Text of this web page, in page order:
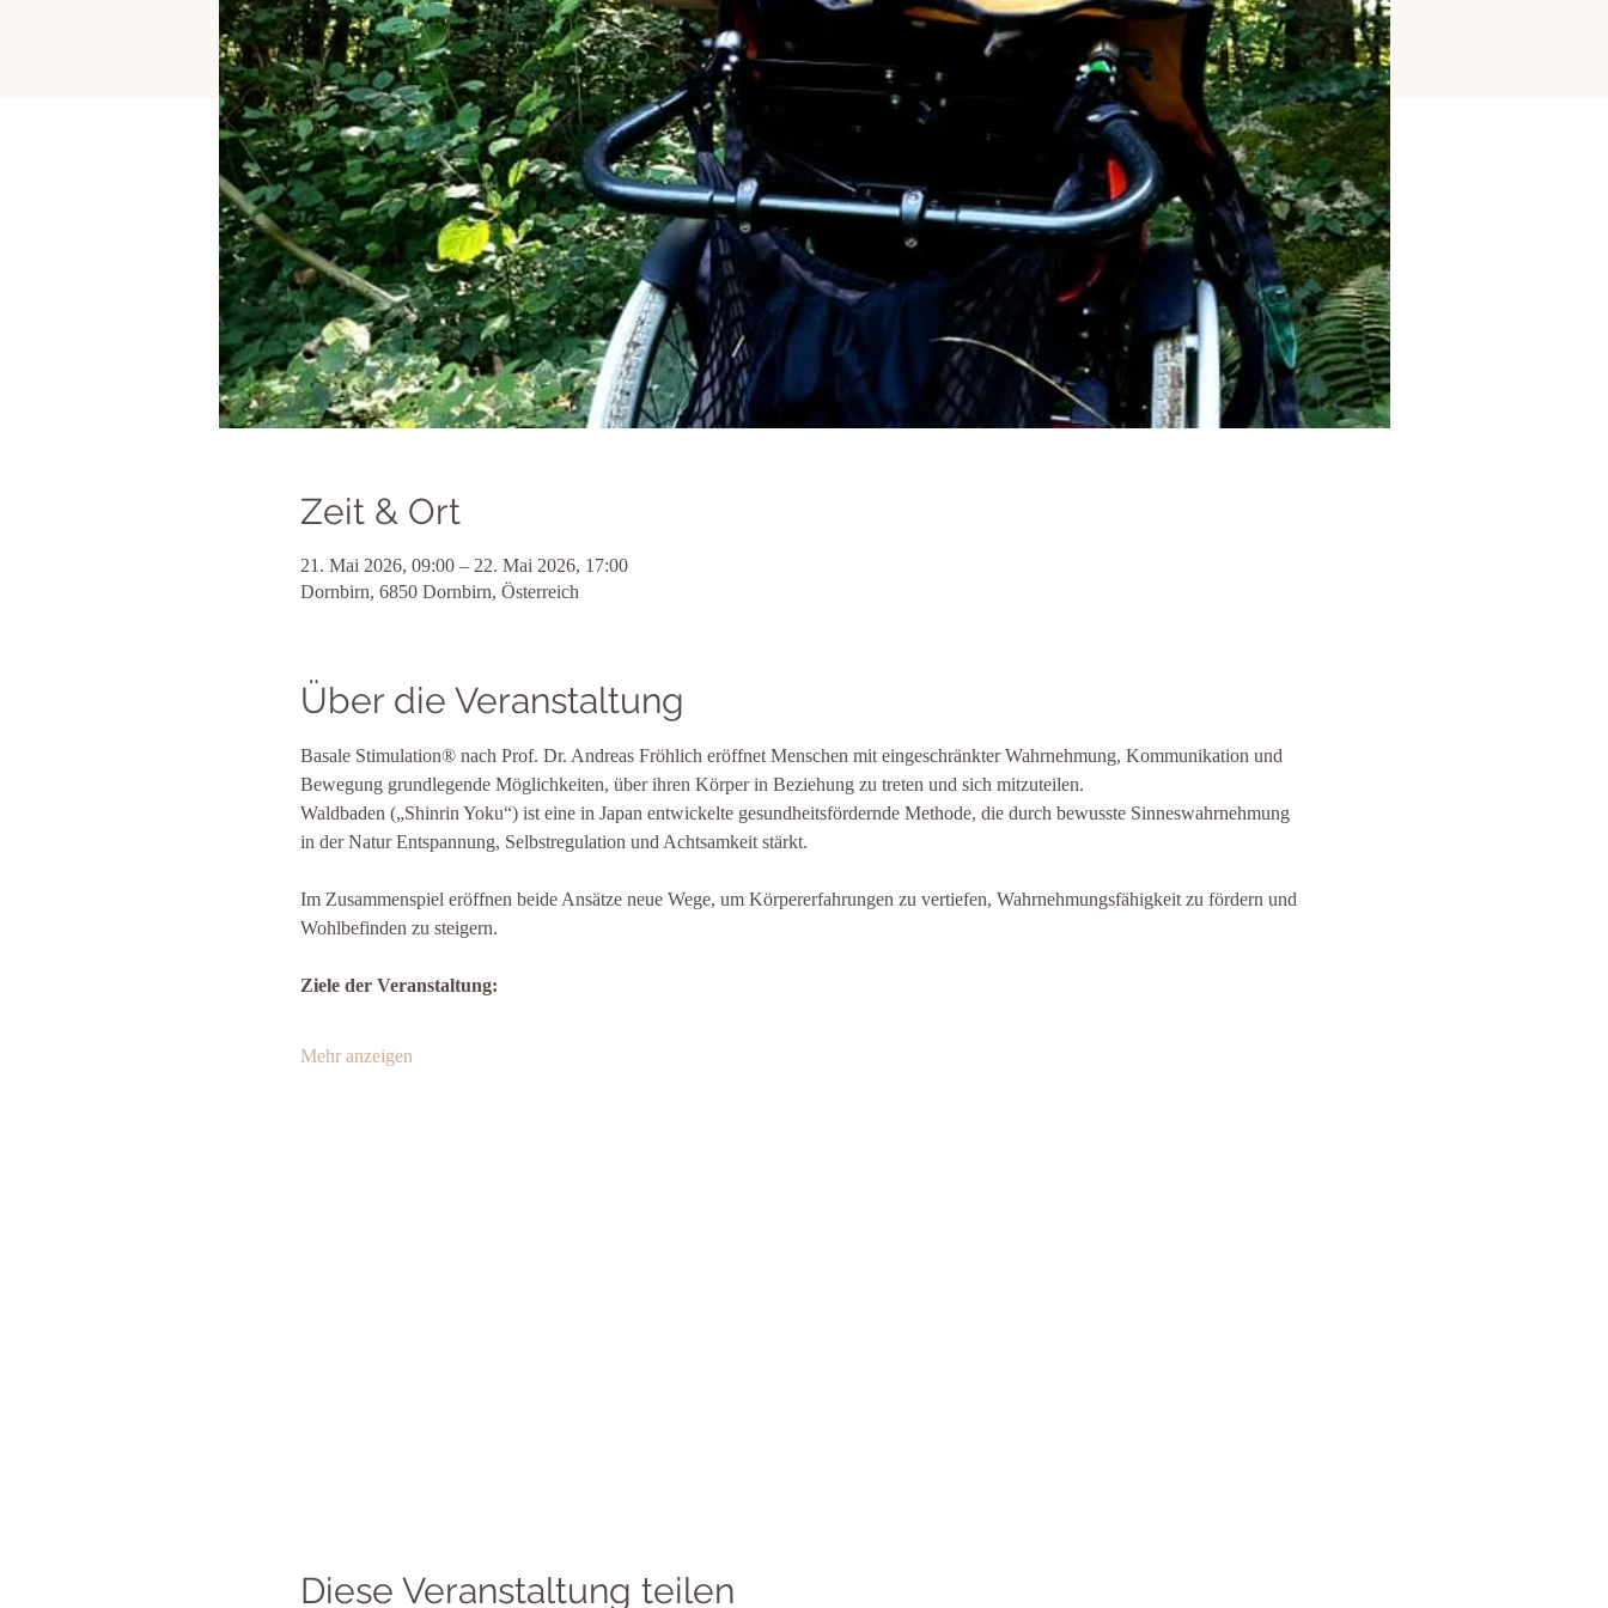
Zeit & Ort
21. Mai 2026, 09:00 – 22. Mai 2026, 17:00
Dornbirn, 6850 Dornbirn, Österreich
Über die Veranstaltung
Basale Stimulation® nach Prof. Dr. Andreas Fröhlich eröffnet Menschen mit eingeschränkter Wahrnehmung, Kommunikation und
Bewegung grundlegende Möglichkeiten, über ihren Körper in Beziehung zu treten und sich mitzuteilen.
Waldbaden („Shinrin Yoku“) ist eine in Japan entwickelte gesundheitsfördernde Methode, die durch bewusste Sinneswahrnehmung
in der Natur Entspannung, Selbstregulation und Achtsamkeit stärkt.
Im Zusammenspiel eröffnen beide Ansätze neue Wege, um Körpererfahrungen zu vertiefen, Wahrnehmungsfähigkeit zu fördern und
Wohlbefinden zu steigern.
Ziele der Veranstaltung:
Mehr anzeigen
Diese Veranstaltung teilen